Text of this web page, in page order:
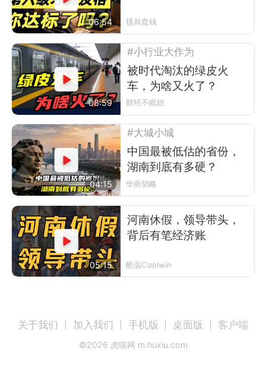
06:54 毯叔盘钱
08:59
#小行业大作为
被时代淘汰的绿皮火
车，为啥又火了？
财经不眠姐
04:15
#大城小城
中国最被低估的省份，
湖南到底有多硬？
华商韬略
05:15
河南休假，领导带头，
背后有笔经济账
酷温Coolwin
关于我们 加入我们 手机版 桌面版 客户端
©2026 虎嗅网 m.huxiu.com